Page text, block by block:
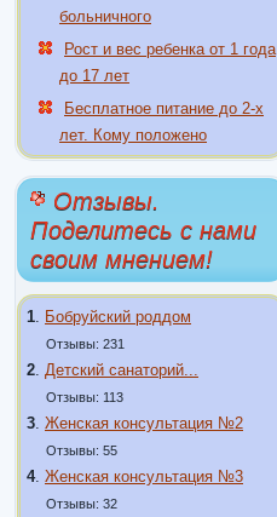
больничного
Рост и вес ребенка от 1 года
до 17 лет
Бесплатное питание до 2-х
лет. Кому положено
Отзывы.
Поделитесь с нами
своим мнением!
1 Бобруйский роддом
Отзывы: 231
2 Детский санаторий...
Отзывы: 113
3 Женская консультация №2
Отзывы: 55
4. Женская консультация №3
Отзывы: 32